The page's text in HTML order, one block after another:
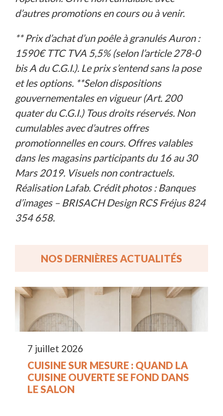
d’autres promotions en cours ou à venir.
** Prix d’achat d’un poêle à granulés Auron :
1590€ TTC TVA 5,5% (selon l’article 278-0
bis A du C.G.I.). Le prix s’entend sans la pose
et les options. **Selon dispositions
gouvernementales en vigueur (Art. 200
quater du C.G.I.) Tous droits réservés. Non
cumulables avec d’autres offres
promotionnelles en cours. Offres valables
dans les magasins participants du 16 au 30
Mars 2019. Visuels non contractuels.
Réalisation Lafab. Crédit photos : Banques
d’images – BRISACH Design RCS Fréjus 824
354 658.
NOS DERNIÈRES ACTUALITÉS
7 juillet 2026
CUISINE SUR MESURE : QUAND LA
CUISINE OUVERTE SE FOND DANS
LE SALON